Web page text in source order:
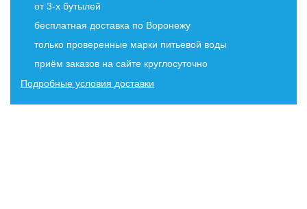
от 3-х бутылей
бесплатная доставка по Воронежу
только проверенные марки питьевой воды
приём заказов на сайте круглосуточно
Подробные условия доставки